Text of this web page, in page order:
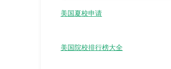
美国夏校申请
美国院校排行榜大全